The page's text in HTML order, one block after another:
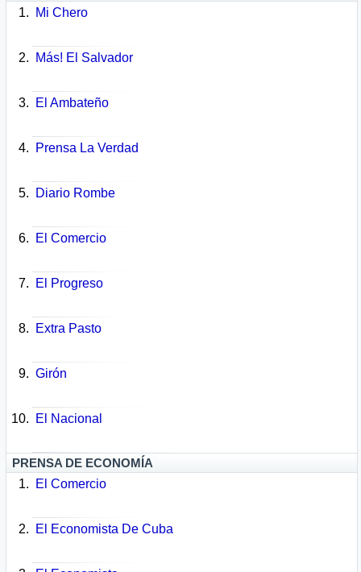
Mi Chero
Más! El Salvador
El Ambateño
Prensa La Verdad
Diario Rombe
El Comercio
El Progreso
Extra Pasto
Girón
El Nacional
PRENSA DE ECONOMÍA
El Comercio
El Economista De Cuba